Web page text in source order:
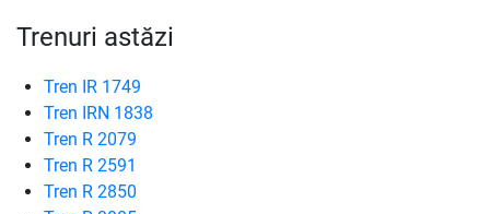
Trenuri astăzi
Tren IR 1749
Tren IRN 1838
Tren R 2079
Tren R 2591
Tren R 2850